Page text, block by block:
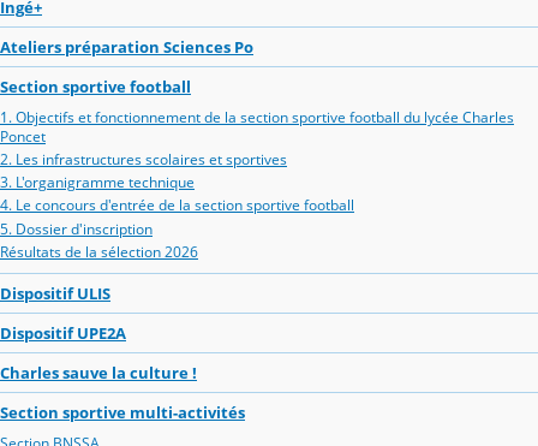
Ingé+
Ateliers préparation Sciences Po
Section sportive football
1. Objectifs et fonctionnement de la section sportive football du lycée Charles
Poncet
2. Les infrastructures scolaires et sportives
3. L'organigramme technique
4. Le concours d'entrée de la section sportive football
5. Dossier d'inscription
Résultats de la sélection 2026
Dispositif ULIS
Dispositif UPE2A
Charles sauve la culture !
Section sportive multi-activités